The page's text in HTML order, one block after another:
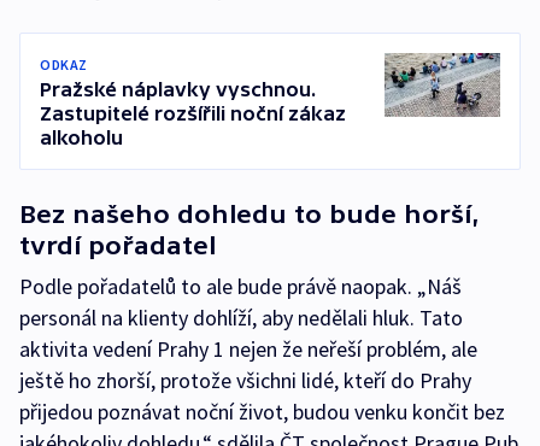
ODKAZ
Pražské náplavky vyschnou.
Zastupitelé rozšířili noční zákaz
alkoholu
Bez našeho dohledu to bude horší,
tvrdí pořadatel
Podle pořadatelů to ale bude právě naopak. „Náš
personál na klienty dohlíží, aby nedělali hluk. Tato
aktivita vedení Prahy 1 nejen že neřeší problém, ale
ještě ho zhorší, protože všichni lidé, kteří do Prahy
přijedou poznávat noční život, budou venku končit bez